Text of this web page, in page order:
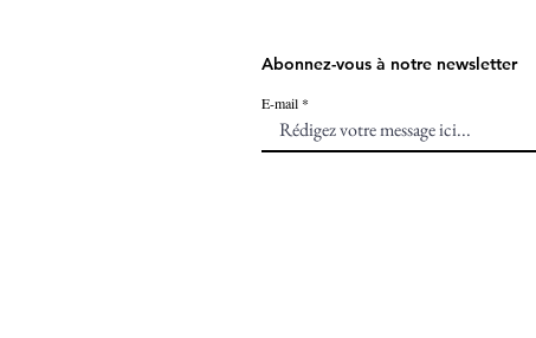
Abonnez-vous à notre newsletter
E-mail